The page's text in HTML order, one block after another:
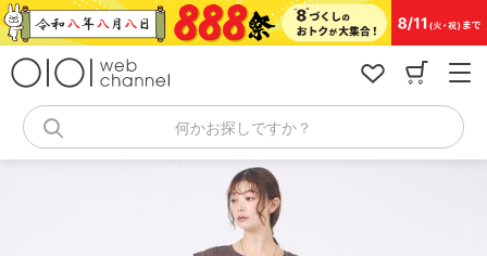
コ
ン
キ
何かお探しですか？